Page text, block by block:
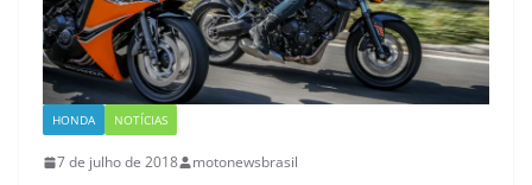
HONDA NOTÍCIAS
7 de julho de 2018 motonewsbrasil